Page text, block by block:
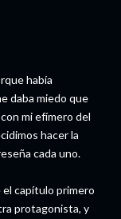
había
daba miedo que
mi efímero del
hacer la
cada uno.
capítulo primero
protagonista, y